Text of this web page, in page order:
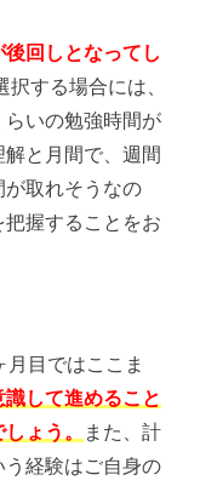
回しとなってし
択する場合には、
いの勉強時間が
と月間で、週間
取れそうなの
握することをお
目ではここま
して進めること
ょう。
また、計
経験はご自身の